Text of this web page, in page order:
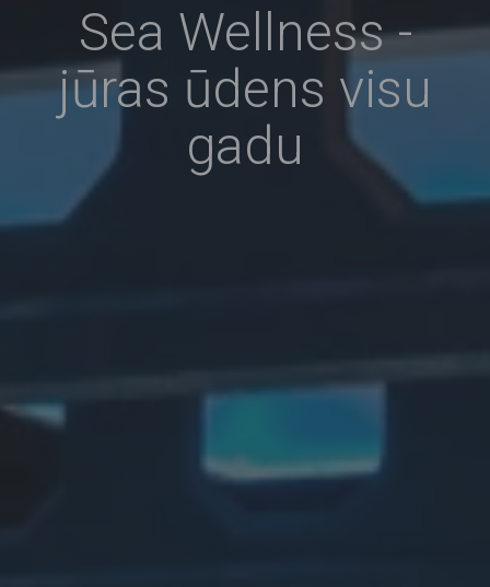
Sea Wellness -
jūras ūdens visu
gadu